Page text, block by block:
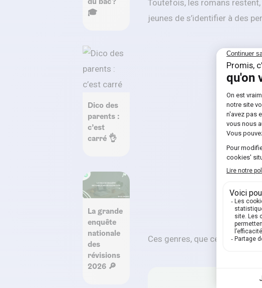
Toutefois, les romans
jeunes de s’identifier à des
Ces genres, que certains
🎓
Dico des
parents :
c’est
carré 👌
La grande
enquête
nationale
des
révisions
2026 🔎